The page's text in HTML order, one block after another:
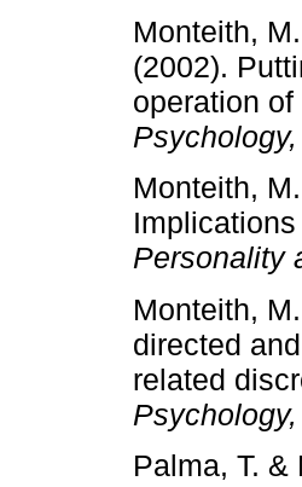
Monteith,
(2002).
operation
Psychology,
Monteith,
Personality
Monteith,
directed
related
Psychology,
Palma, T.